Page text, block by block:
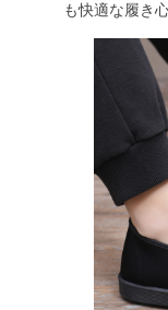
も快適な履き